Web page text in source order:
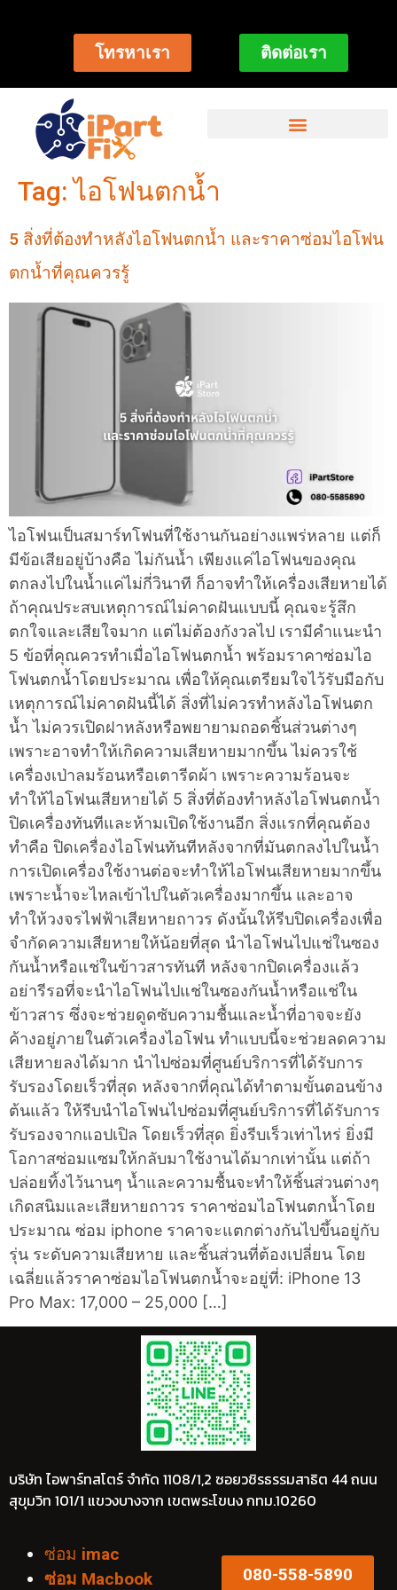
โทรหาเรา ติดต่อเรา
Tag:ไอโฟนตกน้ำ
5 สิ่งที่ต้องทำหลังไอโฟนตกน้ำ และราคาซ่อมไอโฟน
ตกน้ำที่คุณควรรู้
ไอโฟนเป็นสมาร์ทโฟนที่ใช้งานกันอย่างแพร่หลาย แต่ก็
มีข้อเสียอยู่บ้างคือ ไม่กันน้ำ เพียงแค่ไอโฟนของคุณ
ตกลงไปในน้ำแค่ไม่กี่วินาที ก็อาจทำให้เครื่องเสียหายได้
ถ้าคุณประสบเหตุการณ์ไม่คาดฝันแบบนี้ คุณจะรู้สึก
ตกใจและเสียใจมาก แต่ไม่ต้องกังวลไป เรามีคำแนะนำ
5 ข้อที่คุณควรทำเมื่อไอโฟนตกน้ำ พร้อมราคาซ่อมไอ
โฟนตกน้ำโดยประมาณ เพื่อให้คุณเตรียมใจไว้รับมือกับ
เหตุการณ์ไม่คาดฝันนี้ได้ สิ่งที่ไม่ควรทำหลังไอโฟนตก
น้ำ ไม่ควรเปิดฝาหลังหรือพยายามถอดชิ้นส่วนต่างๆ
เพราะอาจทำให้เกิดความเสียหายมากขึ้น ไม่ควรใช้
เครื่องเป่าลมร้อนหรือเตารีดผ้า เพราะความร้อนจะ
ทำให้ไอโฟนเสียหายได้ 5 สิ่งที่ต้องทำหลังไอโฟนตกน้ำ
ปิดเครื่องทันทีและห้ามเปิดใช้งานอีก สิ่งแรกที่คุณต้อง
ทำคือ ปิดเครื่องไอโฟนทันทีหลังจากที่มันตกลงไปในน้ำ
การเปิดเครื่องใช้งานต่อจะทำให้ไอโฟนเสียหายมากขึ้น
เพราะน้ำจะไหลเข้าไปในตัวเครื่องมากขึ้น และอาจ
ทำให้วงจรไฟฟ้าเสียหายถาวร ดังนั้นให้รีบปิดเครื่องเพื่อ
จำกัดความเสียหายให้น้อยที่สุด นำไอโฟนไปแช่ในซอง
กันน้ำหรือแช่ในข้าวสารทันที หลังจากปิดเครื่องแล้ว
อย่ารีรอที่จะนำไอโฟนไปแช่ในซองกันน้ำหรือแช่ใน
ข้าวสาร ซึ่งจะช่วยดูดซับความชื้นและน้ำที่อาจจะยัง
ค้างอยู่ภายในตัวเครื่องไอโฟน ทำแบบนี้จะช่วยลดความ
เสียหายลงได้มาก นำไปซ่อมที่ศูนย์บริการที่ได้รับการ
รับรองโดยเร็วที่สุด หลังจากที่คุณได้ทำตามขั้นตอนข้าง
ต้นแล้ว ให้รีบนำไอโฟนไปซ่อมที่ศูนย์บริการที่ได้รับการ
รับรองจากแอปเปิล โดยเร็วที่สุด ยิ่งรีบเร็วเท่าไหร่ ยิ่งมี
โอกาสซ่อมแซมให้กลับมาใช้งานได้มากเท่านั้น แต่ถ้า
ปล่อยทิ้งไว้นานๆ น้ำและความชื้นจะทำให้ชิ้นส่วนต่างๆ
เกิดสนิมและเสียหายถาวร ราคาซ่อมไอโฟนตกน้ำโดย
ประมาณ ซ่อม iphone ราคาจะแตกต่างกันไปขึ้นอยู่กับ
รุ่น ระดับความเสียหาย และชิ้นส่วนที่ต้องเปลี่ยน โดย
เฉลี่ยแล้วราคาซ่อมไอโฟนตกน้ำจะอยู่ที่: iPhone 13
Pro Max: 17,000 – 25,000 […]
บริษัท ไอพาร์ทสโตร์ จำกัด 1108/1,2 ซอยวชิรธรรมสาธิต 44 ถนน
สุขุมวิท 101/1 แขวงบางจาก เขตพระโขนง กทม.10260
ซ่อม imac
ซ่อม Macbook
080-558-5890